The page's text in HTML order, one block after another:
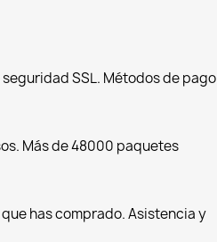
SSL. Métodos de pago
Más de 48000 paquetes
has comprado. Asistencia y